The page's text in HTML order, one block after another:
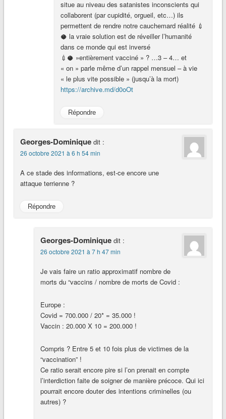
situe au niveau des satanistes inconscients qui
collaborent (par cupidité, orgueil, etc…) ils
permettent de rendre notre cauchemard réalité 💉
🥥 la vraie solution est de réveiller l’humanité
dans ce monde qui est inversé
💉🥥 »entièrement vacciné » ? …3 – 4… et
« on » parle même d’un rappel mensuel – à vie
« le plus vite possible » (jusqu’à la mort)
https://archive.md/d0oOt
Répondre
Georges-Dominique dit :
26 octobre 2021 à 6 h 54 min
A ce stade des informations, est-ce encore une
attaque terrienne ?
Répondre
Georges-Dominique dit :
26 octobre 2021 à 7 h 47 min
Je vais faire un ratio approximatif nombre de
morts du “vaccins / nombre de morts de Covid :
Europe :
Covid = 700.000 / 20* = 35.000 !
Vaccin : 20.000 X 10 = 200.000 !
Compris ? Entre 5 et 10 fois plus de victimes de la
“vaccination” !
Ce ratio serait encore pire si l’on prenait en compte
l’interdiction faite de soigner de manière précoce. Qui ici
pourrait encore douter des intentions criminelles (ou
autres) ?